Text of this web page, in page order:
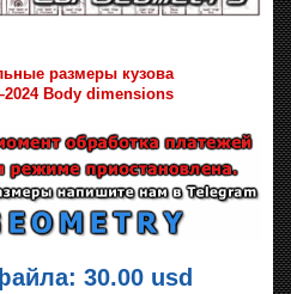
размеры кузова
Body dimensions
30.00 usd